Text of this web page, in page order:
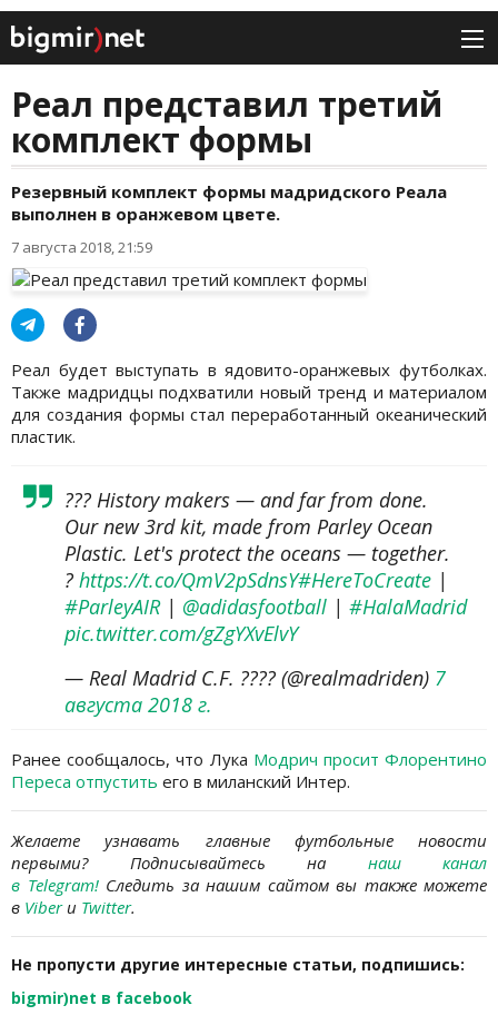
Реал представил третий
комплект формы
Резервный комплект формы мадридского Реала
выполнен в оранжевом цвете.
7 августа 2018, 21:59
Реал будет выступать в ядовито-оранжевых футболках.
Также мадридцы подхватили новый тренд и материалом
для создания формы стал переработанный океанический
пластик.
??? History makers — and far from done.
Our new 3rd kit, made from Parley Ocean
Plastic. Let's protect the oceans — together.
? https://t.co/QmV2pSdnsY#HereToCreate |
#ParleyAIR| @adidasfootball | #HalaMadrid
pic.twitter.com/gZgYXvElvY
— Real Madrid C.F. ???? (@realmadriden) 7
августа 2018 г.
Ранее сообщалось, что Лука Модрич просит Флорентино
Переса отпустить его в миланский Интер.
Желаете узнавать главные футбольные новости
первыми?
Подписывайтесь на
наш канал
в Telegram! Следить за нашим сайтом вы также можете
в Viber и Twitter.
Не пропусти другие интересные статьи, подпишись:
bigmir)net в facebook